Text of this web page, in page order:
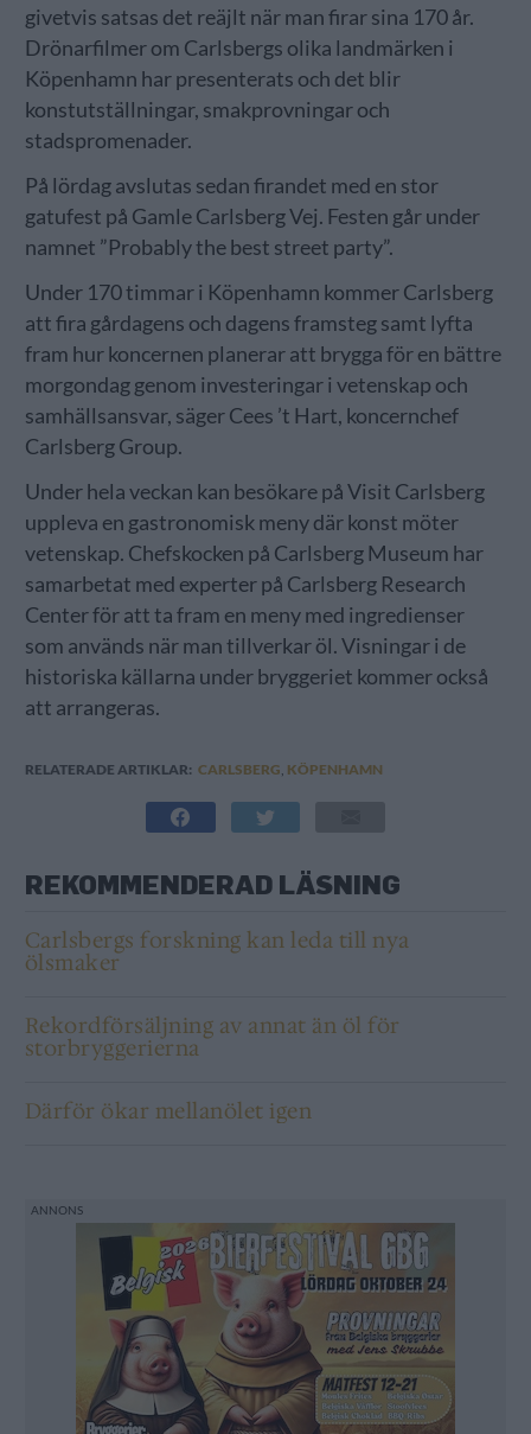
givetvis satsas det reäjlt när man firar sina 170 år.
Drönarfilmer om Carlsbergs olika landmärken i
Köpenhamn har presenterats och det blir
konstutställningar, smakprovningar och
stadspromenader.
På lördag avslutas sedan firandet med en stor
gatufest på Gamle Carlsberg Vej. Festen går under
namnet ”Probably the best street party”.
Under 170 timmar i Köpenhamn kommer Carlsberg
att fira gårdagens och dagens framsteg samt lyfta
fram hur koncernen planerar att brygga för en bättre
morgondag genom investeringar i vetenskap och
samhällsansvar, säger Cees ’t Hart, koncernchef
Carlsberg Group.
Under hela veckan kan besökare på Visit Carlsberg
uppleva en gastronomisk meny där konst möter
vetenskap. Chefskocken på Carlsberg Museum har
samarbetat med experter på Carlsberg Research
Center för att ta fram en meny med ingredienser
som används när man tillverkar öl. Visningar i de
historiska källarna under bryggeriet kommer också
att arrangeras.
RELATERADE ARTIKLAR: CARLSBERG KÖPENHAMN
REKOMMENDERAD LÄSNING
Carlsbergs forskning kan leda till nya
ölsmaker
Rekordförsäljning av annat än öl för
storbryggerierna
Därför ökar mellanölet igen